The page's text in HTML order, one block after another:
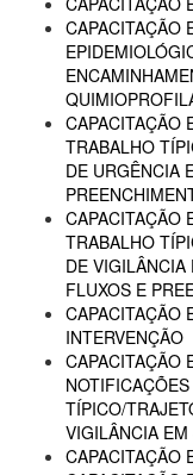
CAPACITAÇÃO
CAPACITAÇÃO
TRABALHO
DE URGÊNCIA
CAPACITAÇÃO
TRABALHO
DE VIGILÂNCIA
FLUXOS E
CAPACITAÇÃO
INTERVENÇÃO
CAPACITAÇÃO
TÍPICO/
VIGILÂNCIA EM
CAPACITAÇÃO